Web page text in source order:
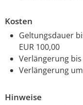
Kosten
Geltungsdauer
EUR 100,00
Verlängerung
Verlängerung
Hinweise